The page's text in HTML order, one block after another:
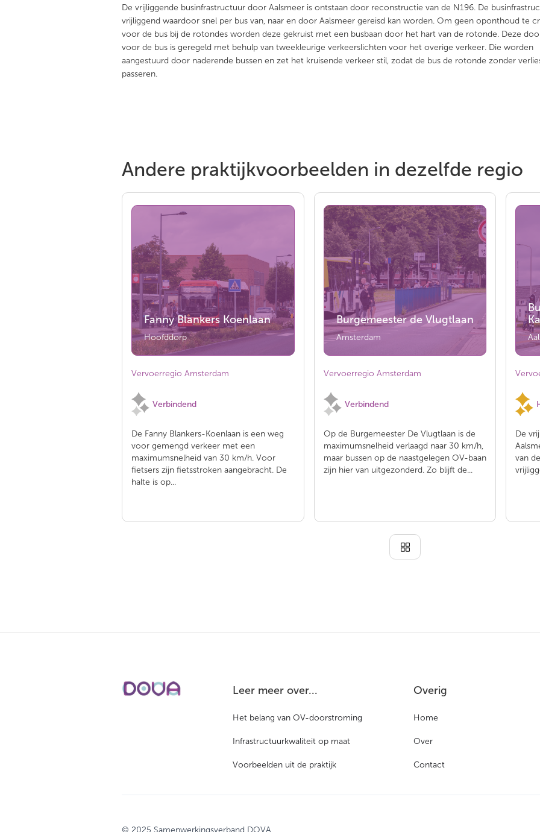
De vrijliggende businfrastructuur door Aalsmeer is ontstaan door reconstructie van de N196. De
vrijliggend waardoor snel per bus van, naar en door Aalsmeer gereisd kan worden. Om geen oponthoud te
voor de bus bij de rotondes worden deze gekruist met een busbaan door het hart van de rotonde. Deze
voor de bus is geregeld met behulp van tweekleurige verkeerslichten voor het overige verkeer. Die worden
aangestuurd door naderende bussen en zet het kruisende verkeer stil, zodat de bus de rotonde zonder
passeren.
Andere praktijkvoorbeelden in dezelfde regio
Fanny Blankers Koenlaan
Hoofddorp
Vervoerregio Amsterdam
Verbindend
De Fanny Blankers-Koenlaan is een weg
voor gemengd verkeer met een
maximumsnelheid van 30 km/h. Voor
fietsers zijn fietsstroken aangebracht. De
halte is op...
Burgemeester de Vlugtlaan
Amsterdam
Vervoerregio Amsterdam
Verbindend
Op de Burgemeester De Vlugtlaan is de
maximumsnelheid verlaagd naar 30 km/h,
maar bussen op de naastgelegen OV-baan
zijn hier van uitgezonderd. Zo blijft de...
De
van
Leer meer over...
Het belang van OV-doorstroming
Infrastructuurkwaliteit op maat
Voorbeelden uit de praktijk
Overig
Home
Over
Contact
© 2025 Samenwerkingsverband DOVA